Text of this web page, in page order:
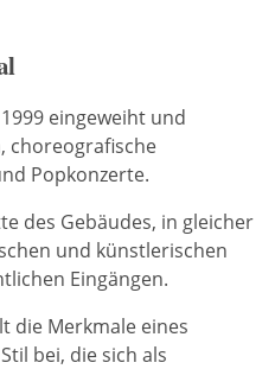
eingeweiht und
choreografische
Popkonzerte.
des Gebäudes, in gleicher
und künstlerischen
Eingängen.
die Merkmale eines
bei, die sich als